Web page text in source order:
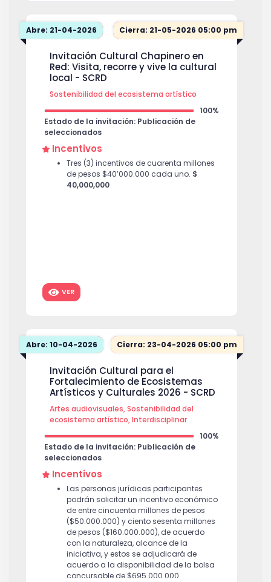
Abre: 21-04-2026 Cierra: 21-05-2026 05:00 pm
Invitación Cultural Chapinero en
Red: Visita, recorre y vive la cultural
local - SCRD
Sostenibilidad del ecosistema artístico
100%
Estado de la invitación: Publicación de
seleccionados
Incentivos
Tres (3) incentivos de cuarenta millones
de pesos $40’000.000 cada uno. $
40,000,000
VER
Abre: 10-04-2026 Cierra: 23-04-2026 05:00 pm
Invitación Cultural para el
Fortalecimiento de Ecosistemas
Artísticos y Culturales 2026 - SCRD
Artes audiovisuales, Sostenibilidad del
ecosistema artístico, Interdisciplinar
100%
Estado de la invitación: Publicación de
seleccionados
Incentivos
Las personas jurídicas participantes
podrán solicitar un incentivo económico
de entre cincuenta millones de pesos
($50.000.000) y ciento sesenta millones
de pesos ($160.000.000), de acuerdo
con la naturaleza, alcance de la
iniciativa, y estos se adjudicará de
acuerdo a la disponibilidad de la bolsa
concursable de $695.000.000.